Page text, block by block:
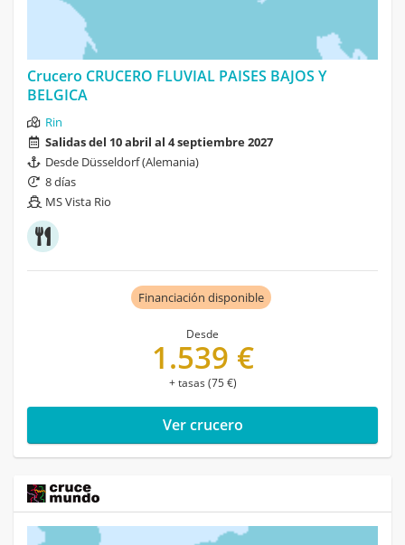
Crucero CRUCERO FLUVIAL PAISES BAJOS Y
BELGICA
Rin
Salidas del 10 abril al 4 septiembre 2027
Desde Düsseldorf (Alemania)
8 días
MS Vista Rio
Financiación disponible
Desde
1.539 €
+ tasas (75 €)
Ver crucero